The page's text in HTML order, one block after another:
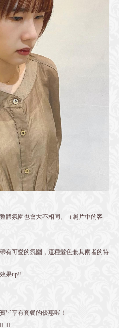
體氛圍也會大不相同。（照片中的客
有可愛的氛圍，這種髮色兼具兩者的特
果up‼️
皆享有套餐的優惠喔！